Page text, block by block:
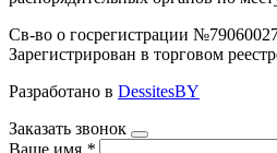
Св-во о госрегистрации
Зарегистрирован в торговом
Разработано в DessitesBY
Заказать звонок
Ваше имя *